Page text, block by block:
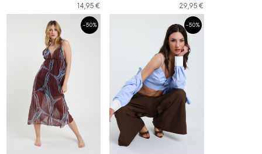
14,95 €
29,95 €
-50% -50%